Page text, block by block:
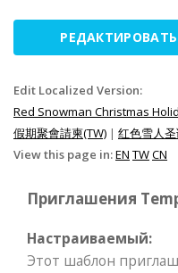
Edit Localized Version:
Red Snowman Christmas
假期聚會請柬(TW) | 红色雪人
View this page in:EN TWCN
Приглашения
Настраиваемый:
Этот шаблон